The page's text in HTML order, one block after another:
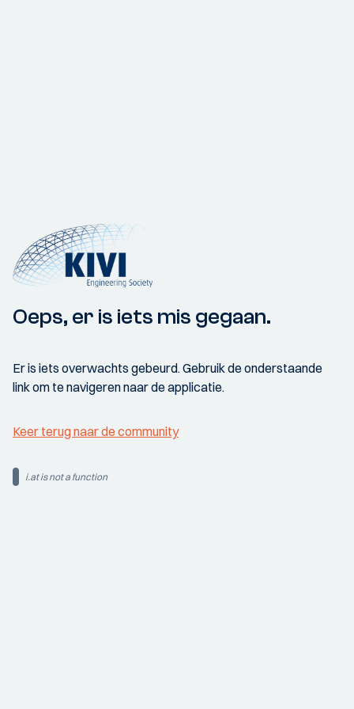
Oeps, er is iets mis gegaan.
Er is iets overwachts gebeurd. Gebruik de onderstaande
link om te navigeren naar de applicatie.
Keer terug naar de community
i.at is not a function